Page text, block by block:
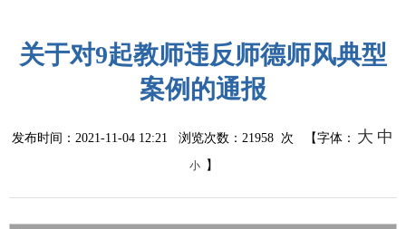
关于对9起教师违反师德师风典型
案例的通报
发布时间：2021-11-04 12:21 浏览次数： 21958次 【字体： 大 中
小 】